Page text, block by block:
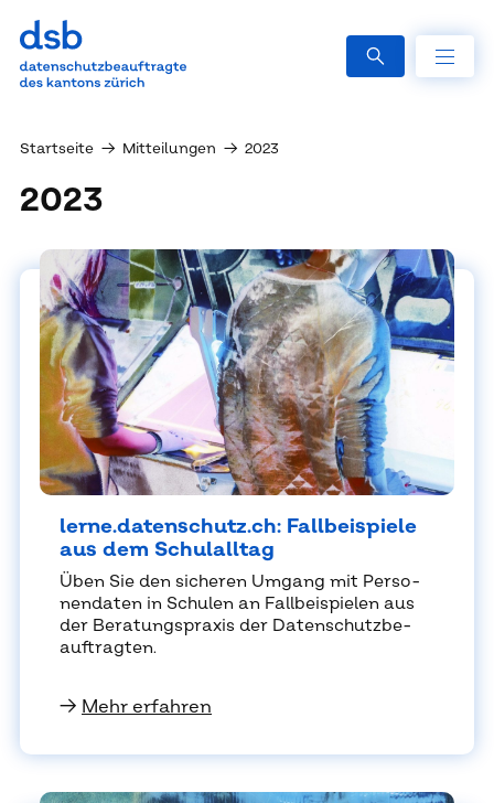
Startseite → Mitteilungen → 2023
2023
ler­ne.da­ten­schutz.ch: Fall­bei­spie­le
aus dem Schul­all­tag
Üben Sie den si­che­ren Um­gang mit Per­so­
nen­da­ten in Schu­len an Fall­bei­spie­len aus
der Be­ra­tungs­pra­xis der Da­ten­schutz­be­
auf­trag­ten.
→ Mehr erfahren